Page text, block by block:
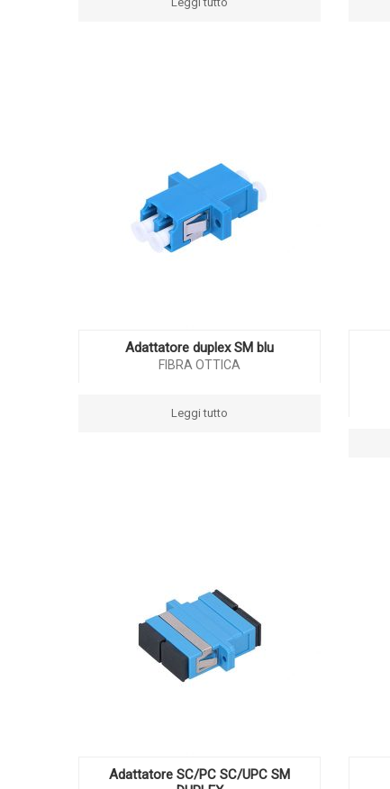
Adattatore duplex SM blu
FIBRA OTTICA
Leggi tutto
Adattatore SC/PC SC/UPC SM